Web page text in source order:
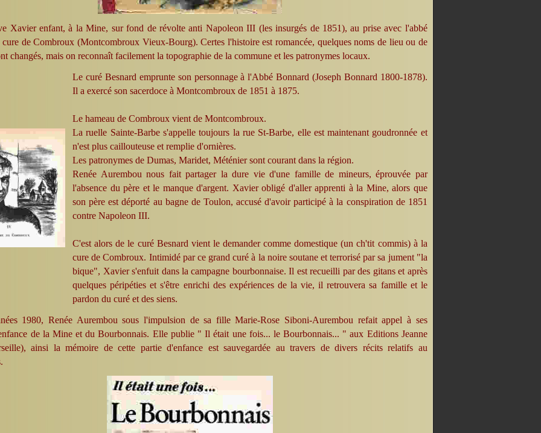
Xavier enfant, à la Mine, sur fond de révolte anti Napoleon III (les insurgés de 1851), au prise avec l'abbé
cure de Combroux (Montcombroux Vieux-Bourg). Certes l'histoire est romancée, quelques noms de lieu ou de
changés, mais on reconnaît facilement la topographie de la commune et les patronymes locaux.
Le curé Besnard emprunte son personnage à l'Abbé Bonnard (Joseph Bonnard 1800-1878).
Il a exercé son sacerdoce à Montcombroux de 1851 à 1875.
Le hameau de Combroux vient de Montcombroux.
La ruelle Sainte-Barbe s'appelle toujours la rue St-Barbe, elle est maintenant goudronnée et
n'est plus caillouteuse et remplie d'ornières.
Les patronymes de Dumas, Maridet, Méténier sont courant dans la région.
Renée Aurembou nous fait partager la dure vie d'une famille de mineurs, éprouvée par
l'absence du père et le manque d'argent. Xavier obligé d'aller apprenti à la Mine, alors que
son père est déporté au bagne de Toulon, accusé d'avoir participé à la conspiration de 1851
contre Napoleon III.
C'est alors de le curé Besnard vient le demander comme domestique (un ch'tit commis) à la
cure de Combroux. Intimidé par ce grand curé à la noire soutane et terrorisé par sa jument "la
bique", Xavier s'enfuit dans la campagne bourbonnaise. Il est recueilli par des gitans et après
quelques péripéties et s'être enrichi des expériences de la vie, il retrouvera sa famille et le
pardon du curé et des siens.
1980, Renée Aurembou sous l'impulsion de sa fille Marie-Rose Siboni-Aurembou refait appel à ses
de la Mine et du Bourbonnais. Elle publie " Il était une fois... le Bourbonnais... " aux Editions Jeanne
ainsi la mémoire de cette partie d'enfance est sauvegardée au travers de divers récits relatifs au